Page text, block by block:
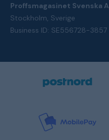
Proffsmagasinet Svenska
Stockholm, Sverige
Business ID: SE556728-3857